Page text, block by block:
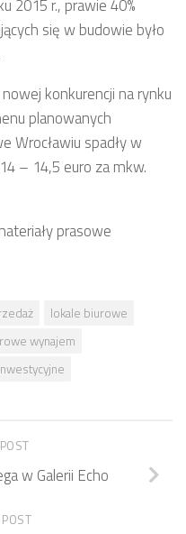
2015 r., prawie 40%
się w budowie było
konkurencji na rynku
planowanych
Wrocławiu spadły w
– 14,5 euro za mkw.
prasowe
lokale biurowe
wynajem
w Galerii Echo